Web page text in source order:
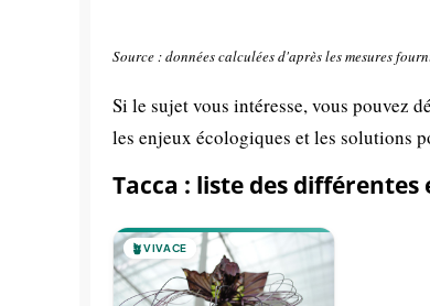
Source : données calculées d'après les mesures
Si le sujet vous intéresse, vous pouvez
les enjeux écologiques et les solutions
Tacca : liste des différentes
🪴VIVACE